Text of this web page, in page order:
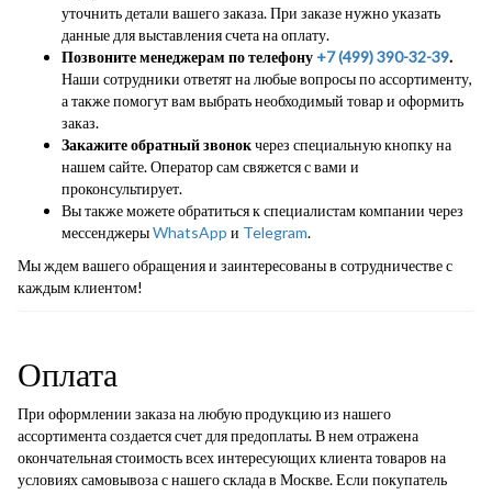
уточнить детали вашего заказа. При заказе нужно указать
данные для выставления счета на оплату.
Позвоните менеджерам по телефону +7 (499) 390-32-39.
Наши сотрудники ответят на любые вопросы по ассортименту,
а также помогут вам выбрать необходимый товар и оформить
заказ.
Закажите обратный звонокчерез специальную кнопку на
нашем сайте. Оператор сам свяжется с вами и
проконсультирует.
Вы также можете обратиться к специалистам компании через
мессенджерыWhatsApp и Telegram.
Мы ждем вашего обращения и заинтересованы в сотрудничестве с
каждым клиентом!
Оплата
При оформлении заказа на любую продукцию из нашего
ассортимента создается счет для предоплаты. В нем отражена
окончательная стоимость всех интересующих клиента товаров на
условиях самовывоза с нашего склада в Москве. Если покупатель